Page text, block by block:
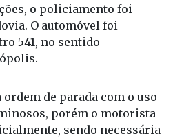
o policiamento foi
O automóvel foi
541, no sentido
ordem de parada com o uso
porém o motorista
sendo necessária